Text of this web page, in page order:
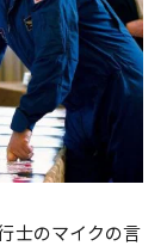
士のマイクの言